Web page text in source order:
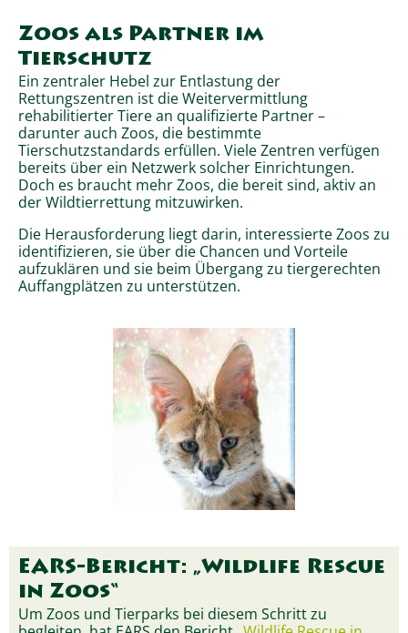
Zoos als Partner im
Tierschutz
Ein zentraler Hebel zur Entlastung der
Rettungszentren ist die Weitervermittlung
rehabilitierter Tiere an qualifizierte Partner –
darunter auch Zoos, die bestimmte
Tierschutzstandards erfüllen. Viele Zentren verfügen
bereits über ein Netzwerk solcher Einrichtungen.
Doch es braucht mehr Zoos, die bereit sind, aktiv an
der Wildtierrettung mitzuwirken.
Die Herausforderung liegt darin, interessierte Zoos zu
identifizieren, sie über die Chancen und Vorteile
aufzuklären und sie beim Übergang zu tiergerechten
Auffangplätzen zu unterstützen.
EARS-Bericht: „Wildlife Rescue
in Zoos“
Um Zoos und Tierparks bei diesem Schritt zu